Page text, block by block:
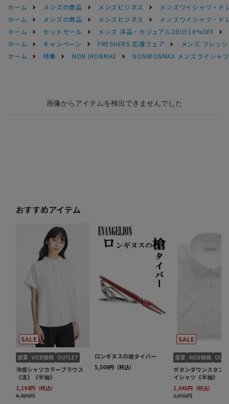
ホーム メンズの商品 メンズビジネス
メンズワイシャツ・ド
ホーム
メンズの商品 メンズビジネス
メンズワイシャツ・ド
ホーム
セットセール
メンズ 洋品・カジュアル2BUY10%OFF
ホーム
キャンペーン FRESHERS 応援フェア
メンズ フレッ
ホーム
特集 NON IRONMAX NONIRONMAX メンズワイシャ